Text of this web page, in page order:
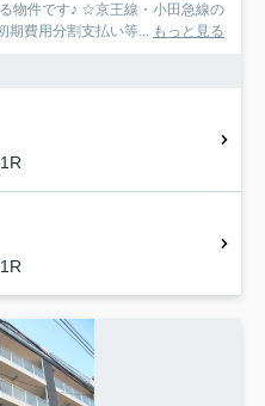
物件です♪ ☆京王線・小田急線の
期費用分割支払い等... もっと見る